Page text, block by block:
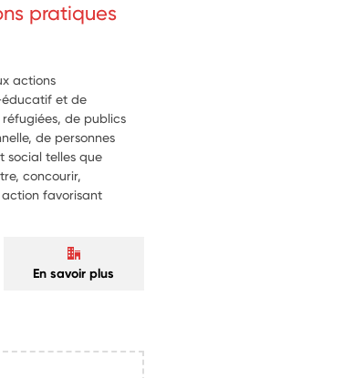
social et l'ouverture
pratiques
actions
éducatif et de
de publics
de personnes
social telles que
concourir,
favorisant
En savoir plus